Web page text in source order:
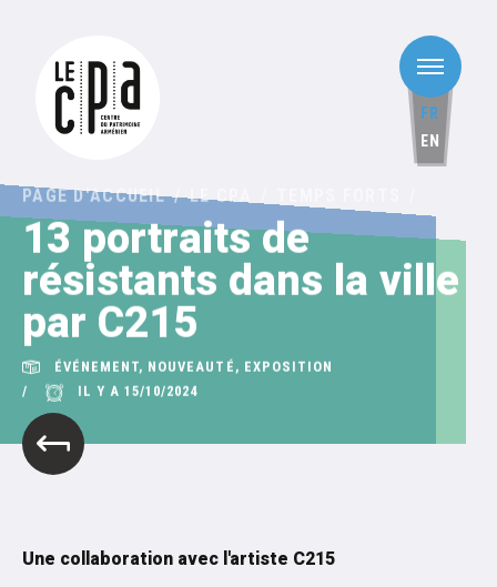
FR
EN
PAGE D'ACCUEIL LE CPA
13 portraits de
résistants dans la ville
par C215
ÉVÉNEMENT, NOUVEAUTÉ, EXPOSITION
IL Y A 15/10/2024
Une collaboration avec l'artiste C215